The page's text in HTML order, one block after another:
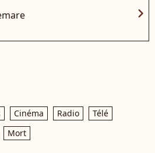
chevron_right
Cinéma Radio
Télé
Mort